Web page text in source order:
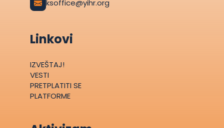
ksoffice@yihr.org
Linkovi
IZVEŠTAJ!
VESTI
PRETPLATITI SE
PLATFORME